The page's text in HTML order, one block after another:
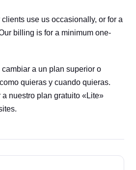
use us occasionally, or for a
billing is for a minimum one-
a un plan superior o
quieras y cuando quieras.
nuestro plan gratuito «Lite»